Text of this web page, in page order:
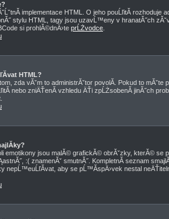
implementace HTML. O jeho pouĹľitĂ­
stylu HTML, tagy jsou uzavĹ™eny v hranatĂ˝ch
si prohlĂ©dnÄ›te prĹŻvodce
HTML?
zda vĂˇm to administrĂˇtor povolĂ­. Pokud to
nebo zniÄŤenĂ­ vzhledu ÄŤi zpĹŻsobenĂ­ jinĂ˝ch
emotikony jsou malĂ© grafickĂ© obrĂˇzky, kterĂ©
:( znamenĂˇ smutnĂ˝. KompletnĂ­ seznam
nepĹ™euĹľĂ­vat, aby se pĹ™Ă­spÄ›vek nestal